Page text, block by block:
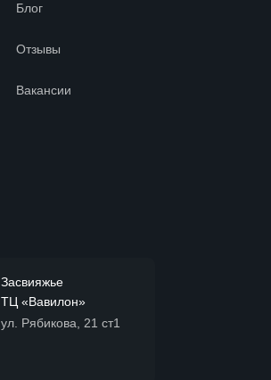
Блог
Отзывы
Вакансии
Засвияжье
ТЦ «Вавилон»
ул. Рябикова, 21 ст1